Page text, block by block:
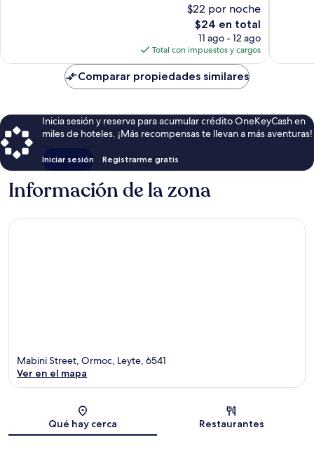
$22 por noche
El
precio
actual
es
de
$24
$24 en total
11 ago - 12 ago
Total con impuestos y cargos
Comparar propiedades similares
Inicia sesión y reserva para acumular crédito OneKeyCash en
miles de hoteles. ¡Más recompensas te llevan a más aventuras!
Iniciar sesión Registrarme gratis
Información de la zona
Sección del mapa
Mabini Street, Ormoc, Leyte, 6541
Ver en el mapa
Qué hay cerca Restaurantes